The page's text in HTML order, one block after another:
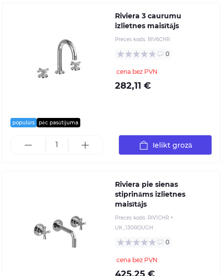
populārs pēc pasūtījuma
Riviera 3 caurumu
izlietnes maisītājs
Preces kods: RIV6CHR
0
cena bez PVN
282,11 €
Ielikt grozā
Riviera pie sienas
stiprināms izlietnes
maisītājs
Preces kods: RIV1CHR +
UK_130ROUGH
0
cena bez PVN